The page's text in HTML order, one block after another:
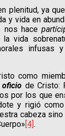
plenitud, ya
y vida en
nos hace
vida
infusas
como
oficio de Cristo:
por los que
y rigió
cabeza
[4].